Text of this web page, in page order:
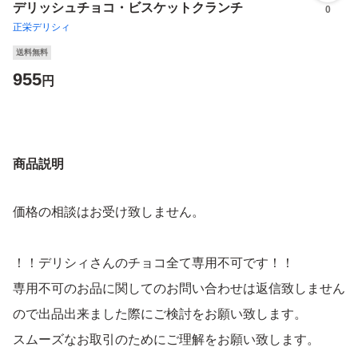
デリッシュチョコ・ビスケットクランチ
正栄デリシィ
0
送料無料
955円
商品説明
価格の相談はお受け致しません。
！！デリシィさんのチョコ全て専用不可です！！
専用不可のお品に関してのお問い合わせは返信致しません
ので出品出来ました際にご検討をお願い致します。
スムーズなお取引のためにご理解をお願い致します。